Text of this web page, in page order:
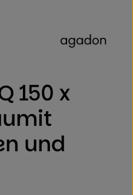
150 x
und